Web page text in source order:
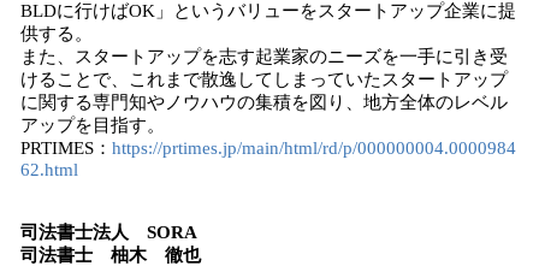
BLDに行けばOK」というバリューをスタートアップ企業に提
供する。
また、スタートアップを志す起業家のニーズを一手に引き受
けることで、これまで散逸してしまっていたスタートアップ
に関する専門知やノウハウの集積を図り、地方全体のレベル
アップを目指す。
PRTIMES： https://prtimes.jp/main/html/rd/p/000000004.0000984
62.html
司法書士法人 SORA
司法書士 柚木 徹也